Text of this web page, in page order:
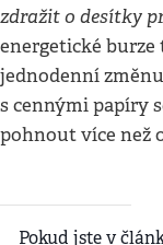
zdražit o desítky
energetické
jednodenní
s cennými papíry
pohnout více než
Pokud jste v